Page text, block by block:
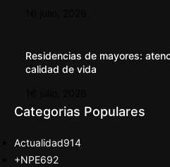
Residencias de mayores:
calidad de vida
Categorias Populares
Actualidad914
+NPE692